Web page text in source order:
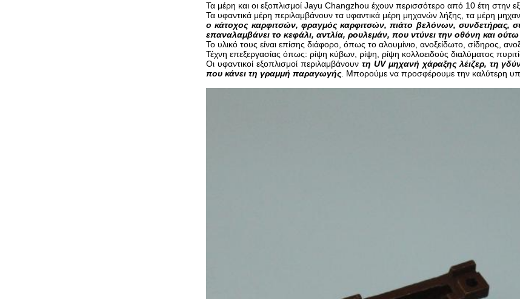
Τα μέρη και οι εξοπλισμοί Jayu Changzhou έχουν περισσότερο από 10 έτη
Τα υφαντικά μέρη περιλαμβάνουν τα υφαντικά μέρη μηχανών λήξης, τα μέρη
ο κάτοχος καρφιτσών, φραγμός καρφιτσών, πιάτο βελόνων, συνδετήρας,
επαναλαμβάνει το κεφάλι, αντλία, ρουλεμάν, που ντύνει την οθόνη και ούτω
Το υλικό τους είναι επίσης διάφορο, όπως το αλουμίνιο, ανοξείδωτο, σίδηρος,
Τέχνη επεξεργασίας όπως: ρίψη κύβων, ρίψη, ρίψη κολλοειδούς διαλύματος
Οι υφαντικοί εξοπλισμοί περιλαμβάνουν τη UV μηχανή χάραξης λέιζερ, τη
που κάνει τη γραμμή παραγωγής. Μπορούμε να προσφέρουμε την καλύτερη